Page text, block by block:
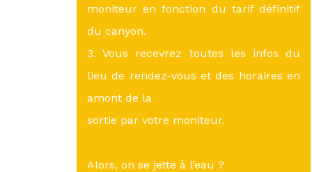
moniteur en fonction du tarif définitif
du canyon.
3. Vous recevrez toutes les infos du
lieu de rendez-vous et des horaires en
amont de la
sortie par votre moniteur.
Alors, on se jette à l’eau ?